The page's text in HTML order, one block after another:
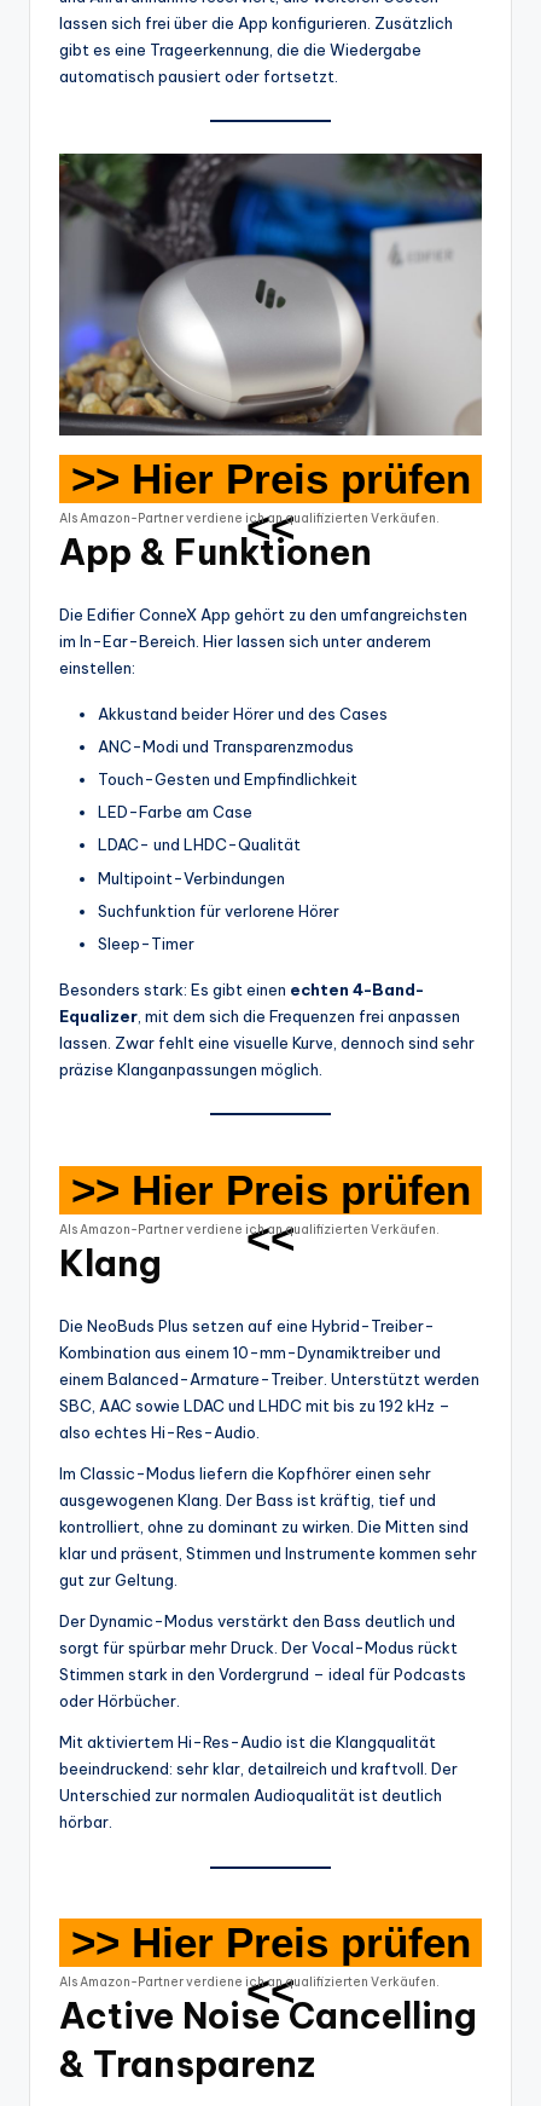
lassen sich frei über die App konfigurieren. Zusätzlich
gibt es eine Trageerkennung, die die Wiedergabe
automatisch pausiert oder fortsetzt.
>> Hier Preis prüfen
<<
Als Amazon-Partner verdiene ich an qualifizierten Verkäufen.
App & Funktionen
Die Edifier ConneX App gehört zu den umfangreichsten
im In-Ear-Bereich. Hier lassen sich unter anderem
einstellen:
Akkustand beider Hörer und des Cases
ANC-Modi und Transparenzmodus
Touch-Gesten und Empfindlichkeit
LED-Farbe am Case
LDAC- und LHDC-Qualität
Multipoint-Verbindungen
Suchfunktion für verlorene Hörer
Sleep-Timer
Besonders stark: Es gibt einen echten 4-Band-
Equalizer , mit dem sich die Frequenzen frei anpassen
lassen. Zwar fehlt eine visuelle Kurve, dennoch sind sehr
präzise Klanganpassungen möglich.
>> Hier Preis prüfen
<<
Als Amazon-Partner verdiene ich an qualifizierten Verkäufen.
Klang
Die NeoBuds Plus setzen auf eine Hybrid-Treiber-
Kombination aus einem 10-mm-Dynamiktreiber und
einem Balanced-Armature-Treiber. Unterstützt werden
SBC, AAC sowie LDAC und LHDC mit bis zu 192 kHz –
also echtes Hi-Res-Audio.
Im Classic-Modus liefern die Kopfhörer einen sehr
ausgewogenen Klang. Der Bass ist kräftig, tief und
kontrolliert, ohne zu dominant zu wirken. Die Mitten sind
klar und präsent, Stimmen und Instrumente kommen sehr
gut zur Geltung.
Der Dynamic-Modus verstärkt den Bass deutlich und
sorgt für spürbar mehr Druck. Der Vocal-Modus rückt
Stimmen stark in den Vordergrund – ideal für Podcasts
oder Hörbücher.
Mit aktiviertem Hi-Res-Audio ist die Klangqualität
beeindruckend: sehr klar, detailreich und kraftvoll. Der
Unterschied zur normalen Audioqualität ist deutlich
hörbar.
>> Hier Preis prüfen
<<
Als Amazon-Partner verdiene ich an qualifizierten Verkäufen.
Active Noise Cancelling
& Transparenz